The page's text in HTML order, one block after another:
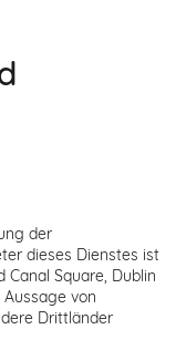
der
dieses Dienstes ist
Square, Dublin
von
Drittländer